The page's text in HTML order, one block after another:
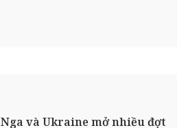
Nga và Ukraine mở nhiều đợt